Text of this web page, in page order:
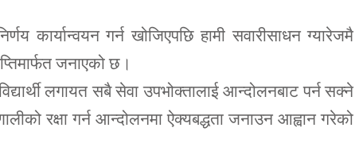
कार्यान्वयन गर्न खोजिएपछि हामी सवारीसाधन ग्यारेजमै
जनाएको छ।
लगायत सबै सेवा उपभोक्तालाई आन्दोलनबाट पर्न सक्ने
रक्षा गर्न आन्दोलनमा ऐक्यबद्धता जनाउन आह्वान गरेको